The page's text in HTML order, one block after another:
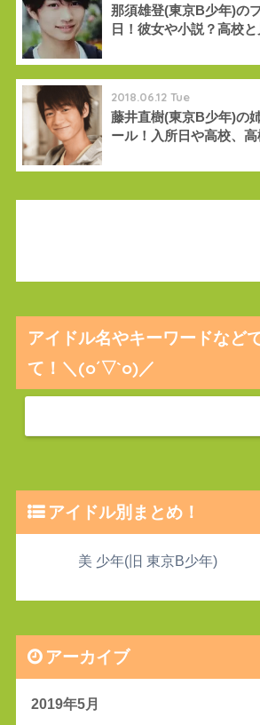
那須雄登(東京B少年)の
日！彼女や小説？高校と
2018.06.12 Tue
藤井直樹(東京B少年)の
ール！入所日や高校、
アイドル名やキーワードなど
て！＼(o´▽`o)／
アイドル別まとめ！
アーカイブ
2019年5月